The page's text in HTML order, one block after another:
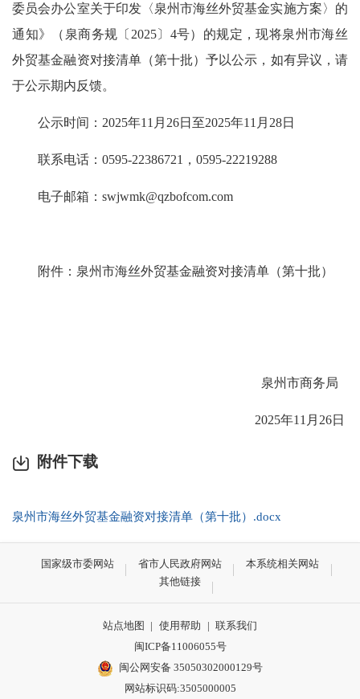
委员会办公室关于印发〈泉州市海丝外贸基金实施方案〉的
通知》（泉商务规〔2025〕4号） 的规定，现将泉州市海丝
外贸基金融资对接清单（第十批）予以公示 ，如有异议，请
于公示期内反馈。
公示时间 ： 2025年11 月 26日至2025年11 月 28日
联系电话 ：0595-22386721，0595-22219288
电子邮箱 ：swjwmk@qzbofcom.com
附件：泉州市海丝外贸基金融资对接清单（第十批）
泉州市商务局
2025年11 月 26日
附件下载
泉州市海丝外贸基金融资对接清单（第十批）.docx
国家级市委网站 省市人民政府网站
本系统相关网站
其他链接
站点地图 | 使用帮助 | 联系我们
闽ICP备11006055号
闽公网安备 35050302000129号
网站标识码:3505000005